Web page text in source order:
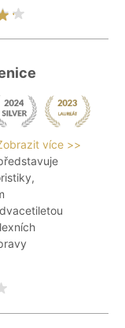
více >>